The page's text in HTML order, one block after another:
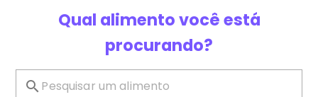
Qual alimento você está
procurando?